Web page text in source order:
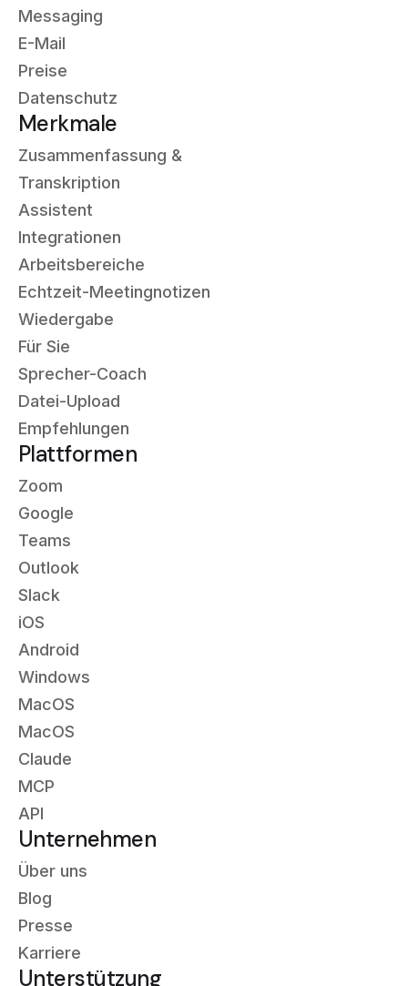
Messaging
E-Mail
Preise
Datenschutz
Merkmale
Zusammenfassung &
Transkription
Assistent
Integrationen
Arbeitsbereiche
Echtzeit-Meetingnotizen
Wiedergabe
Für Sie
Sprecher-Coach
Datei-Upload
Empfehlungen
Plattformen
Zoom
Google
Teams
Outlook
Slack
iOS
Android
Windows
MacOS
MacOS
Claude
MCP
API
Unternehmen
Über uns
Blog
Presse
Karriere
Unterstützung